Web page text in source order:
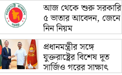
আজ থেকে শুরু সরকারি
৫ ভাতার আবেদন, জেনে
নিন নিয়ম
প্রধানমন্ত্রীর সঙ্গে
যুক্তরাষ্ট্রের বিশেষ দূত
সার্জিও গরের সাক্ষাৎ